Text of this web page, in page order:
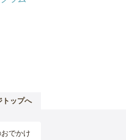
トップへ
でかけ